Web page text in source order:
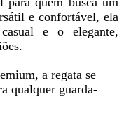
e confortável, ela
e o elegante,
a regata se
qualquer guarda-